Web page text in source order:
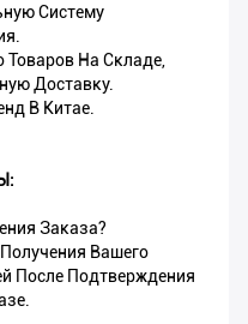
Систему
На Складе,
Доставку.
В Китае.
Заказа?
Вашего
После Подтверждения